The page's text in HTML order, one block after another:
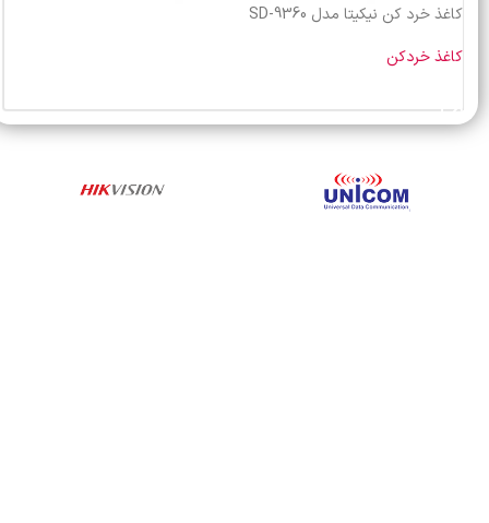
کاغذ خرد کن نیکیتا مدل SD-9360
کاغذ خردکن